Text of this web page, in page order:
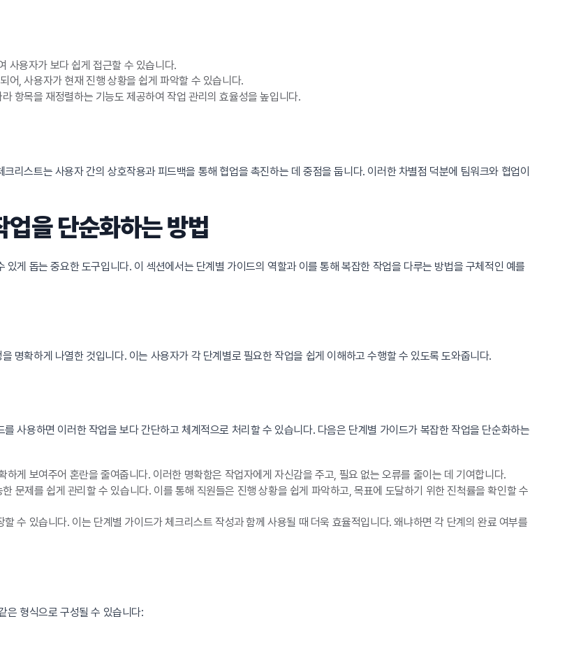
사용자가 보다 쉽게 접근할 수 있습니다.
, 사용자가 현재 진행 상황을 쉽게 파악할 수 있습니다.
항목을 재정렬하는 기능도 제공하여 작업 관리의 효율성을 높입니다.
리스트는 사용자 간의 상호작용과 피드백을 통해 협업을 촉진하는 데 중점을 둡니다. 이러한 차별점 덕분에 팀워크와 협업이
을 단순화하는 방법
게 돕는 중요한 도구입니다. 이 섹션에서는 단계별 가이드의 역할과 이를 통해 복잡한 작업을 다루는 방법을 구체적인 예를
명확하게 나열한 것입니다. 이는 사용자가 각 단계별로 필요한 작업을 쉽게 이해하고 수행할 수 있도록 도와줍니다.
사용하면 이러한 작업을 보다 간단하고 체계적으로 처리할 수 있습니다. 다음은 단계별 가이드가 복잡한 작업을 단순화하는
게 보여주어 혼란을 줄여줍니다. 이러한 명확함은 작업자에게 자신감을 주고, 필요 없는 오류를 줄이는 데 기여합니다.
문제를 쉽게 관리할 수 있습니다. 이를 통해 직원들은 진행 상황을 쉽게 파악하고, 목표에 도달하기 위한 진척률을 확인할 수
수 있습니다. 이는 단계별 가이드가 체크리스트 작성과 함께 사용될 때 더욱 효율적입니다. 왜냐하면 각 단계의 완료 여부를
은 형식으로 구성될 수 있습니다: